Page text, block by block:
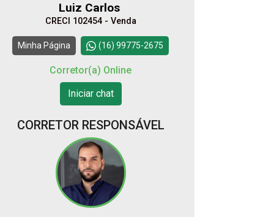
10
Aug/Mon
11
12
Aug/Wed
13
13:00
14:00
15:00
Continuar
Luiz Carlos
CRECI 102454 - Venda
Minha Página (16) 99775-2675
Corretor(a) Online
Iniciar chat
CORRETOR RESPONSÁVEL